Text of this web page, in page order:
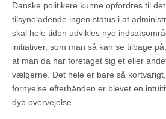
Danske politikere kunne opfordres til
tilsyneladende ingen status i at
skal hele tiden udvikles nye
initiativer, som man så kan se tilbage
at man da har foretaget sig et eller
vælgerne. Det hele er bare så
fornyelse efterhånden er blevet en
dyb overvejelse.